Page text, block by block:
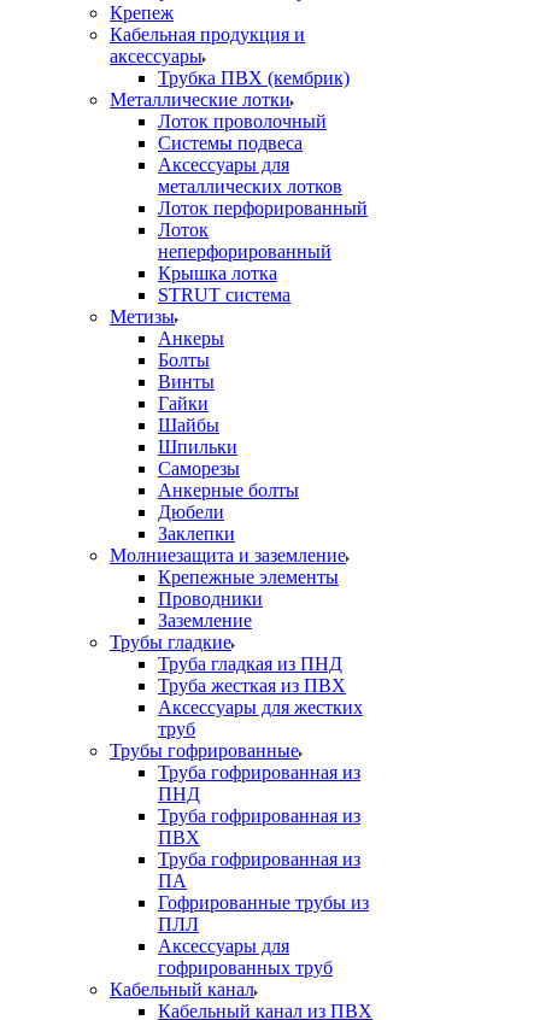
Крепеж
Кабельная продукция и
аксессуары
Трубка ПВХ (кембрик)
Металлические лотки
Лоток проволочный
Системы подвеса
Аксессуары для
металлических лотков
Лоток перфорированный
Лоток
неперфорированный
Крышка лотка
STRUT система
Метизы
Анкеры
Болты
Винты
Гайки
Шайбы
Шпильки
Саморезы
Анкерные болты
Дюбели
Заклепки
Молниезащита и заземление
Крепежные элементы
Проводники
Заземление
Трубы гладкие
Труба гладкая из ПНД
Труба жесткая из ПВХ
Аксессуары для жестких
труб
Трубы гофрированные
Труба гофрированная из
ПНД
Труба гофрированная из
ПВХ
Труба гофрированная из
ПА
Гофрированные трубы из
ПЛЛ
Аксессуары для
гофрированных труб
Кабельный канал
Кабельный канал из ПВХ